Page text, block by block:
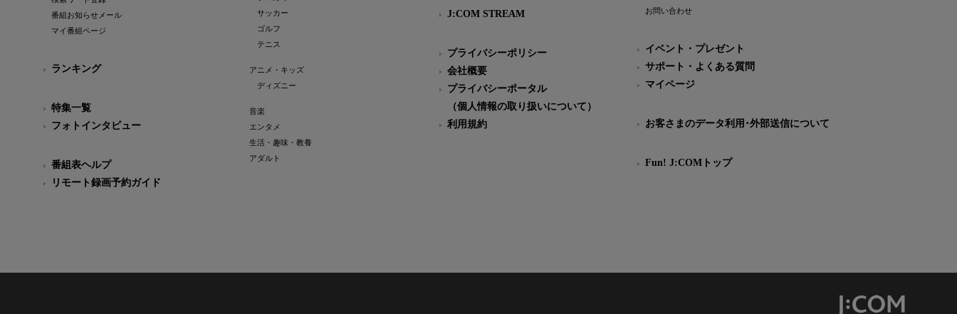
番組お知らせメール
マイ番組ページ
ランキング
特集一覧
フォトインタビュー
番組表ヘルプ
リモート録画予約ガイド
サッカー
ゴルフ
テニス
アニメ・キッズ
ディズニー
音楽
エンタメ
生活・趣味・教養
アダルト
J:COM STREAM
プライバシーポリシー
会社概要
プライバシーポータル
（個人情報の取り扱いについて）
利用規約
お問い合わせ
イベント・プレゼント
サポート・よくある質問
マイページ
お客さまのデータ利用･外部送信について
Fun! J:COMトップ